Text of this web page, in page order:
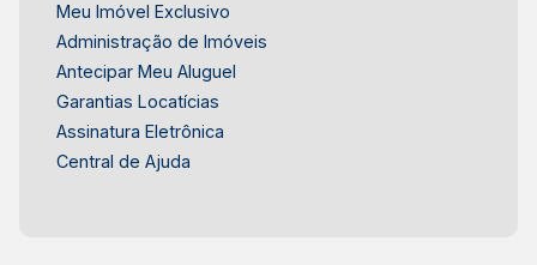
Meu Imóvel Exclusivo
Administração de Imóveis
Antecipar Meu Aluguel
Garantias Locatícias
Assinatura Eletrônica
Central de Ajuda